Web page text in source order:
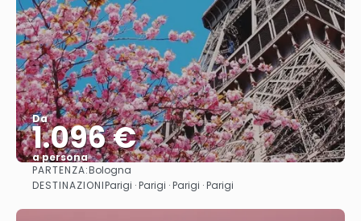
Da
1.096 €
a persona
Vedere
PARTENZA:Bologna
DESTINAZIONIParigi · Parigi · Parigi · Parigi